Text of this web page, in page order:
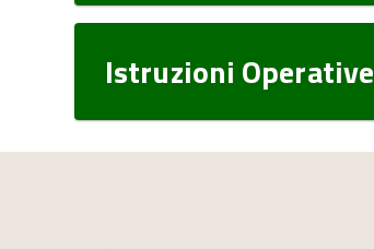
Istruzioni Operative